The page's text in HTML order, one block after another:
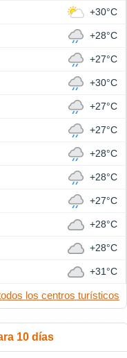
+30°C
+28°C
+27°C
+30°C
+27°C
+27°C
+28°C
+28°C
+27°C
+28°C
+28°C
+31°C
los centros turísticos
10 días